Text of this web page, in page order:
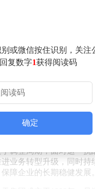
于企业二季度亏损严重
损板块以及集团本部经
普通员工薪资则下调
上发酵，进一步加剧了
湖南兰天集团在公开信
司表示，目前整体经营
常营业，与各大汽车品
等各项业务均保持正常
薪酬均按时足额发放，
当前汽车行业的整体形
调整周期，面对这一挑
业务转型升级，同时持
障企业的长期稳健发展。
或微信按住识别，关注
复数字1获得阅读码
确定